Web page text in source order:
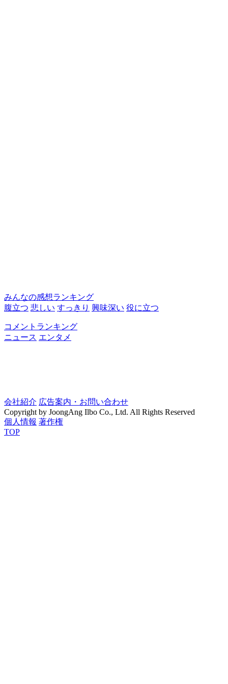
みんなの感想ランキング
腹立つ 悲しい すっきり 興味深い 役に立つ
コメントランキング
ニュース エンタメ
会社紹介 広告案内・お問い合わせ
Copyright by JoongAng Ilbo Co., Ltd. All Rights Reserved
個人情報 著作権
TOP